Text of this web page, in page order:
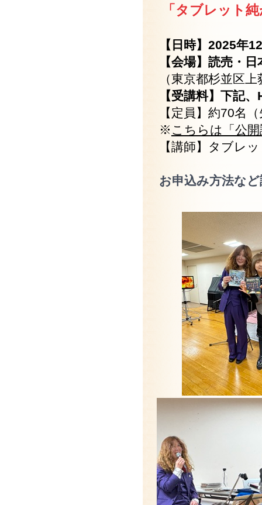
「タブレット
【日時】2025年
【会場】読売・
（東京都杉並区
【受講料】下記
【定員】約70名
※ こちらは「公
【講師】タブレ
お申込み方法な